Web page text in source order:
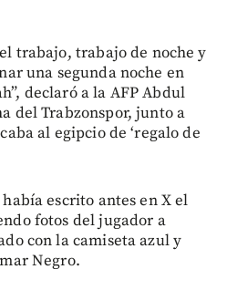
trabajo, trabajo de noche y
una segunda noche en
declaró a la AFP Abdul
del Trabzonspor, junto a
al egipcio de ‘regalo de
escrito antes en X el
fotos del jugador a
con la camiseta azul y
Negro.